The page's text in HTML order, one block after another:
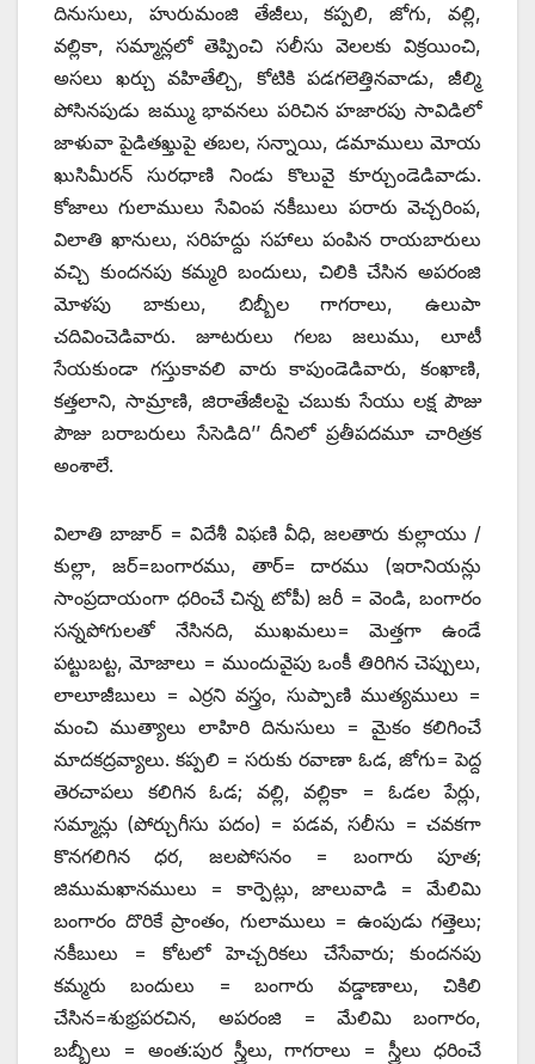
దినుసులు, హురుమంజి తేజీలు, కప్పలి, జోగు, వల్లి,
వల్లికా, సమ్మాన్లలో తెప్పించి సలీసు వెలలకు విక్రయించి,
అసలు ఖర్చు వహితేల్చి, కోటికి పడగలెత్తినవాడు, జీల్మి
పోసినపుడు జమ్ము భావనలు పరిచిన హజారపు సావిడిలో
జాళువా పైడితఖ్తుపై తబల, సన్నాయి, డమాములు మోయ
ఖుసిమీరన్‌ ‌సురధాణి నిండు కొలువై కూర్చుండెడివాడు.
కోజాలు గులాములు సేవింప నకీబులు పరారు వెచ్చరింప,
విలాతి ఖానులు, సరిహద్దు సహాలు పంపిన రాయబారులు
వచ్చి కుందనపు కమ్మరి బందులు, చిలికి చేసిన అపరంజి
మోళపు బాకులు, బిబ్బీల గాగరాలు, ఉలుపా
చదివించెడివారు. జూటరులు గలబ జలుము, లూటీ
సేయకుండా గస్తుకావలి వారు కాపుండెడివారు, కంఖాణి,
కత్తలాని, సామ్రాణి, జిరాతేజీలపై చబుకు సేయు లక్ష పౌజు
పౌజు బరాబరులు సేసెడిది’’ దీనిలో ప్రతీపదమూ చారిత్రక
అంశాలే.
విలాతి బాజార్‌ = ‌విదేశీ విఫణి వీధి, జలతారు కుల్లాయు /
కుల్లా, జర్‌=‌బంగారము, తార్‌= ‌దారము (ఇరానియన్లు
సాంప్రదాయంగా ధరించే చిన్న టోపీ) జరీ = వెండి, బంగారం
సన్నపోగులతో నేసినది, ముఖమలు= మెత్తగా ఉండే
పట్టుబట్ట, మోజాలు = ముందువైపు ఒంకీ తిరిగిన చెప్పులు,
లాలూజీబులు = ఎర్రని వస్త్రం, సుప్పాణి ముత్యములు =
మంచి ముత్యాలు లాహిరి దినుసులు = మైకం కలిగించే
మాదకద్రవ్యాలు. కప్పలి = సరుకు రవాణా ఓడ, జోగు= పెద్ద
తెరచాపలు కలిగిన ఓడ; వల్లి, వల్లికా = ఓడల పేర్లు,
సమ్మాన్లు (పోర్చుగీసు పదం) = పడవ, సలీసు = చవకగా
కొనగలిగిన ధర, జలపోసనం = బంగారు పూత;
జిముమఖానములు = కార్పెట్లు, జాలువాడి = మేలిమి
బంగారం దొరికే ప్రాంతం, గులాములు = ఉంపుడు గత్తెలు;
నకీబులు = కోటలో హెచ్చరికలు చేసేవారు; కుందనపు
కమ్మరు బందులు = బంగారు వడ్డాణాలు, చికిలి
చేసిన=శుభ్రపరచిన, అపరంజి = మేలిమి బంగారం,
బబ్బీలు = అంత:పుర స్త్రీలు, గాగరాలు = స్త్రీలు ధరించే